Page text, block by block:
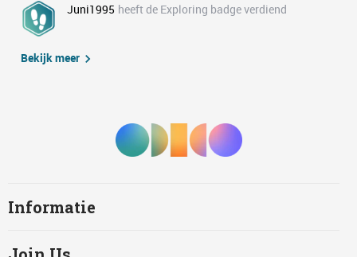
Juni1995 heeft de Exploring badge verdiend
Bekijk meer
Informatie